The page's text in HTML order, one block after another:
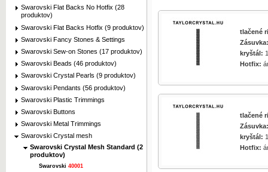
Swarovski Flat Backs No Hotfix (28
produktov)
Swarovski Flat Backs Hotfix (9 produktov)
Swarovski Fancy Stones & Settings
Swarovski Sew-on Stones (17 produktov)
Swarovski Beads (46 produktov)
Swarovski Crystal Pearls (9 produktov)
Swarovski Pendants (56 produktov)
Swarovski Plastic Trimmings
Swarovski Buttons
Swarovski Metal Trimmings
Swarovski Crystal mesh
Swarovski Crystal Mesh Standard (2
produktov)
Swarovski 40001
zväčšiť obrázok
zväčšiť obrázok
tlačené
Zásuvka:
kryštál:
Hotfix:
tlačené
Zásuvka:
kryštál:
Hotfix: